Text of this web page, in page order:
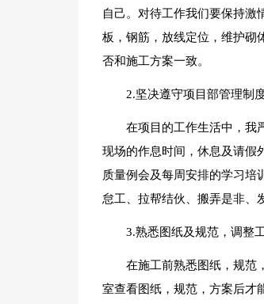
自己。对待工作我们要保持激
板，钢筋，放线定位，维护砌
否和施工方案一致。
2.坚决遵守项目部管理制
在项目的工作生活中，我
现场的作息时间，休息及请假
质量例会及每周安排的学习培
怠工、拉帮结伙、搬弄是非、
3.熟悉图纸及规范，调整
在施工前熟悉图纸，规范
室查看图纸，规范，方案后才